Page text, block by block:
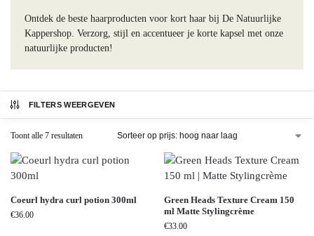
Ontdek de beste haarproducten voor kort haar bij De Natuurlijke
Kappershop. Verzorg, stijl en accentueer je korte kapsel met onze
natuurlijke producten!
FILTERS WEERGEVEN
Toont alle 7 resultaten
Coeurl hydra curl potion 300ml
€36.00
Green Heads Texture Cream 150
ml Matte Stylingcrème
€33.00